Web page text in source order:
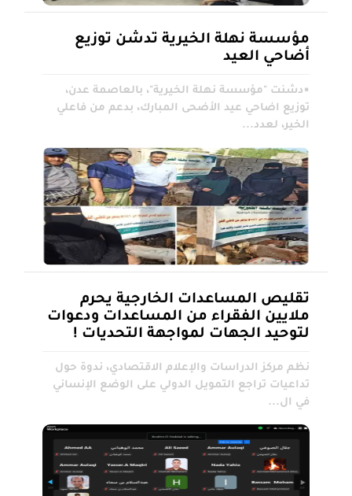
مؤسسة نهلة الخيرية تدشن توزيع
أضاحي العيد
▪︎دشنت "مؤسسة نهلة الخيرية"، بالعاصمة عدن،
توزيع اضاحي عيد الأضحى المبارك، بدعم من فاعلي
الخير، لعدد...
تقليص المساعدات الخارجية يحرم
ملايين الفقراء من المساعدات ودعوات
لتوحيد الجهات لمواجهة التحديات !
نظم مركز الدراسات والإعلام الاقتصادي، ندوة حول
تداعيات تراجع التمويل الدولي على الوضع الإنساني
في ال...